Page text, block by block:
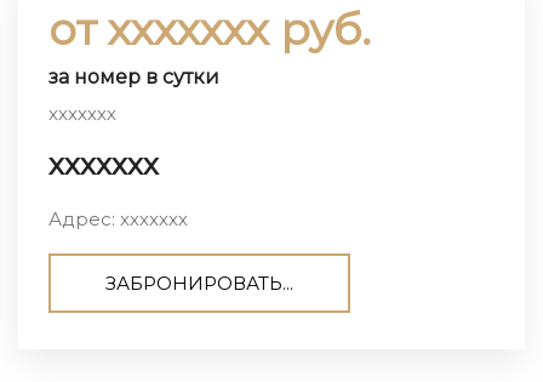
от ххххххх руб.
за номер в сутки
ххххххх
ххххххх
Адрес: ххххххх
ЗАБРОНИРОВАТЬ...